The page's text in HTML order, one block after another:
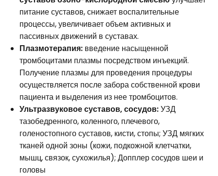
питание суставов, снижает воспалительные
процессы, увеличивает объем активных и
пассивных движений в суставах.
Плазмотерапия: введение насыщенной
тромбоцитами плазмы посредством инъекций.
Получение плазмы для проведения процедуры
осуществляется после забора собственной крови
пациента и выделения из нее тромбоцитов.
Ультразвуковое суставов, сосудов:УЗД
тазобедренного, коленного, плечевого,
голеностопного суставов, кисти, стопы; УЗД мягких
тканей одной зоны (кожи, подкожной клетчатки,
мышц, связок, сухожилья); Допплер сосудов шеи и
головы